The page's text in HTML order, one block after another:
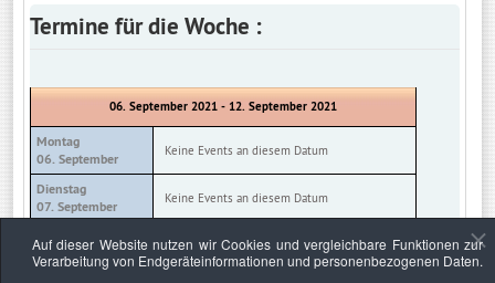
Termine für die Woche :
06. September 2021 - 12. September 2021
Montag
06. September
Keine Events an diesem Datum
Dienstag
07. September
Keine Events an diesem Datum
Mittwoch
08. September
Keine Events an diesem Datum
Auf dieser Website nutzen wir Cookies und vergleichbare Funktionen zur
Verarbeitung von Endgeräteinformationen und personenbezogenen Daten.